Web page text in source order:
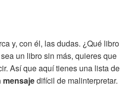
y, con él, las dudas. ¿Qué libro
un libro sin más, quieres que
Así que aquí tienes una lista de
mensajedifícil de malinterpretar.